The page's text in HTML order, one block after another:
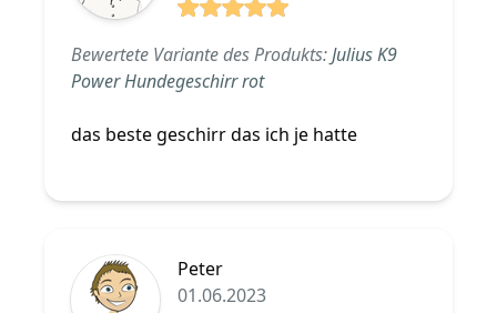
Bewertete Variante des Produkts:Julius K9
Power Hundegeschirr rot
das beste geschirr das ich je hatte
Peter
01.06.2023